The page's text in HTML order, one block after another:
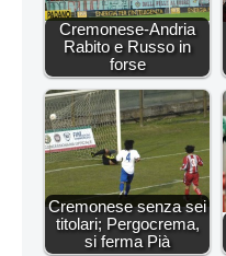
Cremonese-Andria
Rabito e Russo in
forse
Cremonese senza sei
titolari; Pergocrema,
si ferma Pià